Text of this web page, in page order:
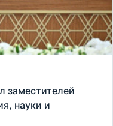
заместителей
науки и